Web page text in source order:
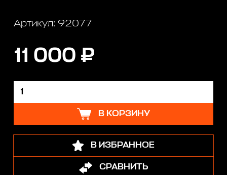
Артикул: 92077
11 000 ₽
В КОРЗИНУ
В ИЗБРАННОЕ
СРАВНИТЬ